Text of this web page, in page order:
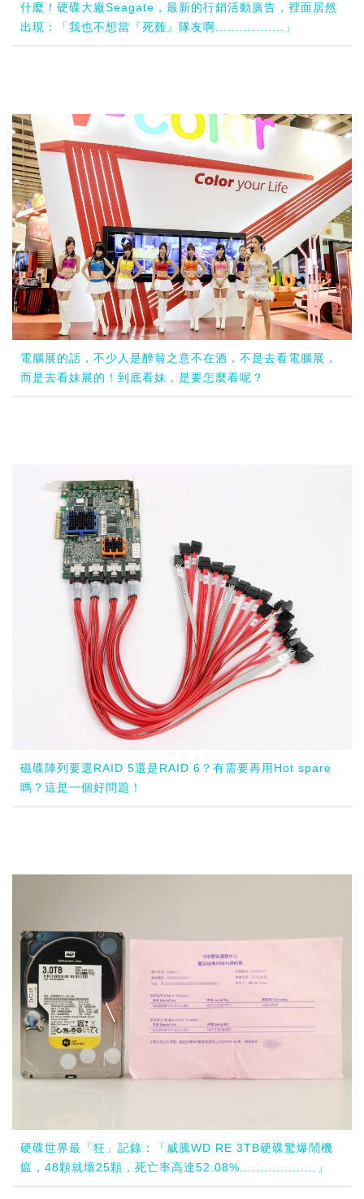
什麼！硬碟大廠Seagate，最新的行銷活動廣告，裡面居然
出現：「我也不想當『死雞』隊友啊.................」
電腦展的話，不少人是醉翁之意不在酒，不是去看電腦展，
而是去看妹展的！到底看妹，是要怎麼看呢？
磁碟陣列要選RAID 5還是RAID 6？有需要再用Hot spare
嗎？這是一個好問題！
硬碟世界最「狂」記錄：「威騰WD RE 3TB硬碟驚爆鬧機
瘟，48顆就壞25顆，死亡率高達52.08%...................」